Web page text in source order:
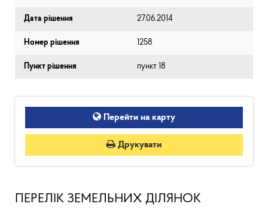
Дата рішення 27.06.2014
Номер рішення 1258
Пункт рішення пункт 18
Перейти на карту
Друкувати
ПЕРЕЛІК ЗЕМЕЛЬНИХ ДІЛЯНОК